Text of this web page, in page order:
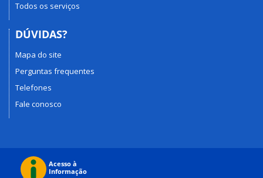
Todos os serviços
DÚVIDAS?
Mapa do site
Perguntas frequentes
Telefones
Fale conosco